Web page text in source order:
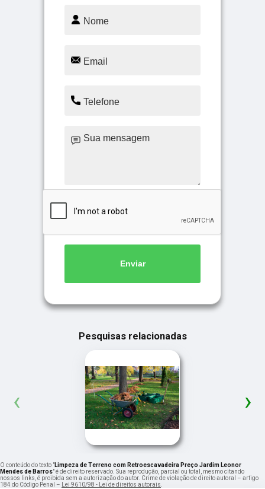
Enviar
Pesquisas relacionadas
‹ ›
O conteúdo do texto "Limpeza de Terreno com Retroescavadeira Preço Jardim Leonor
Mendes de Barros" é de direito reservado. Sua reprodução, parcial ou total, mesmo citando
nossos links, é proibida sem a autorização do autor. Crime de violação de direito autoral – artigo
184 do Código Penal – Lei 9610/98 - Lei de direitos autorais.